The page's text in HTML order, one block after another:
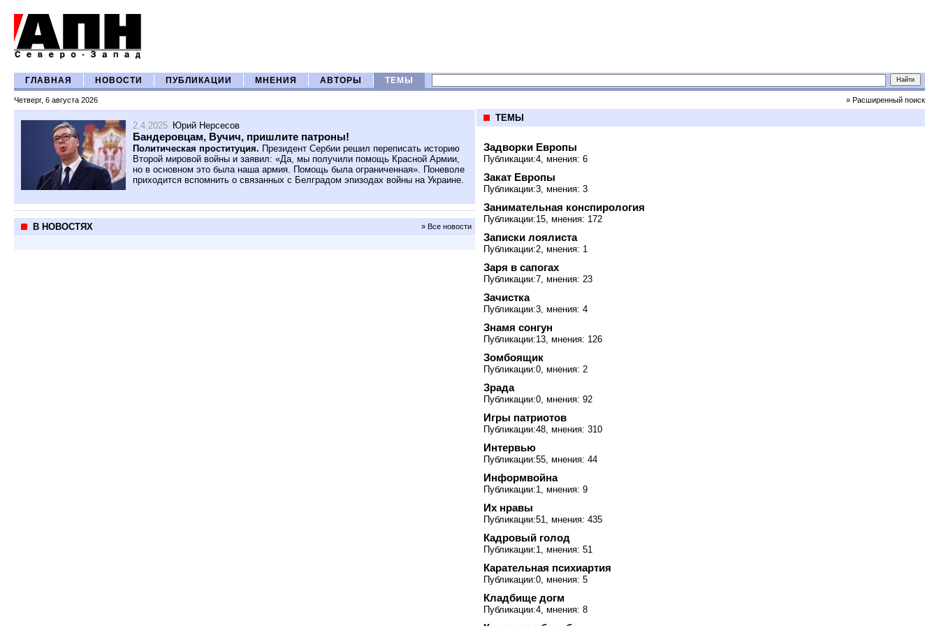
ГЛАВНАЯ НОВОСТИ ПУБЛИКАЦИИ МНЕНИЯ АВТОРЫ ТЕМЫ
Четверг, 6 августа 2026 » Расширенный поиск
2.4.2025 Юрий Нерсесов
Бандеровцам, Вучич, пришлите патроны!
Политическая проституция. Президент Сербии решил переписать историю
Второй мировой войны и заявил: «Да, мы получили помощь Красной Армии,
но в основном это была наша армия. Помощь была ограниченная». Поневоле
приходится вспомнить о связанных с Белградом эпизодах войны на Украине.
В НОВОСТЯХ » Все новости
ТЕМЫ
Задворки Европы
Публикации:4, мнения: 6
Закат Европы
Публикации:3, мнения: 3
Занимательная конспирология
Публикации:15, мнения: 172
Записки лоялиста
Публикации:2, мнения: 1
Заря в сапогах
Публикации:7, мнения: 23
Зачистка
Публикации:3, мнения: 4
Знамя сонгун
Публикации:13, мнения: 126
Зомбоящик
Публикации:0, мнения: 2
Зрада
Публикации:0, мнения: 92
Игры патриотов
Публикации:48, мнения: 310
Интервью
Публикации:55, мнения: 44
Информвойна
Публикации:1, мнения: 9
Их нравы
Публикации:51, мнения: 435
Кадровый голод
Публикации:1, мнения: 51
Карательная психиартия
Публикации:0, мнения: 5
Кладбище догм
Публикации:4, мнения: 8